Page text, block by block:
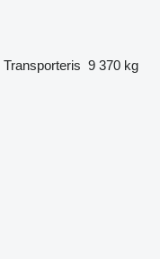
Transporteris 9 370 kg